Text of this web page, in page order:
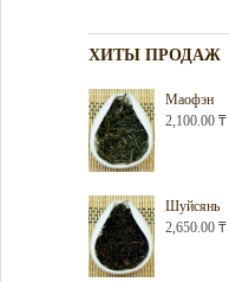
ХИТЫ ПРОДАЖ
Маофэн
2,100.00 ₸
Шуйсянь
2,650.00 ₸